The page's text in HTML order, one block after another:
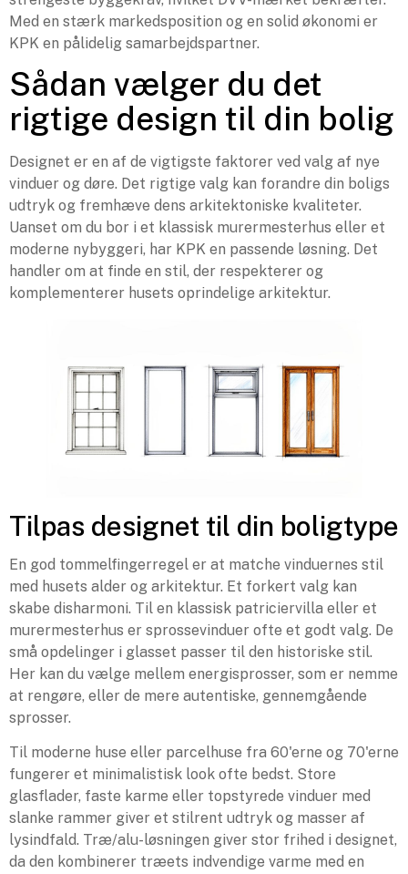
Med en stærk markedsposition og en solid økonomi er
KPK en pålidelig samarbejdspartner.
Sådan vælger du det
rigtige design til din bolig
Designet er en af de vigtigste faktorer ved valg af nye
vinduer og døre. Det rigtige valg kan forandre din boligs
udtryk og fremhæve dens arkitektoniske kvaliteter.
Uanset om du bor i et klassisk murermesterhus eller et
moderne nybyggeri, har KPK en passende løsning. Det
handler om at finde en stil, der respekterer og
komplementerer husets oprindelige arkitektur.
Tilpas designet til din boligtype
En god tommelfingerregel er at matche vinduernes stil
med husets alder og arkitektur. Et forkert valg kan
skabe disharmoni. Til en klassisk patriciervilla eller et
murermesterhus er sprossevinduer ofte et godt valg. De
små opdelinger i glasset passer til den historiske stil.
Her kan du vælge mellem energisprosser, som er nemme
at rengøre, eller de mere autentiske, gennemgående
sprosser.
Til moderne huse eller parcelhuse fra 60'erne og 70'erne
fungerer et minimalistisk look ofte bedst. Store
glasflader, faste karme eller topstyrede vinduer med
slanke rammer giver et stilrent udtryk og masser af
lysindfald. Træ/alu-løsningen giver stor frihed i designet,
da den kombinerer træets indvendige varme med en